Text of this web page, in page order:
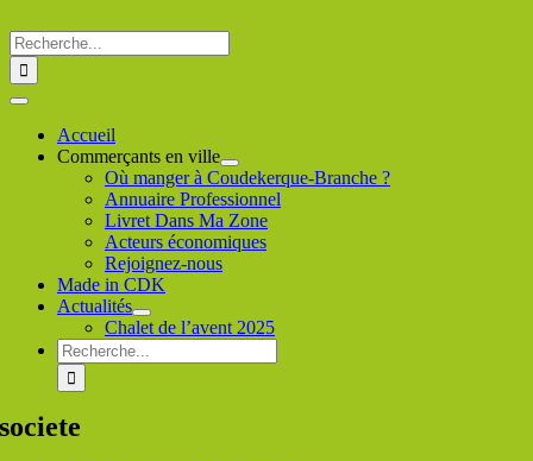
au
contenu
Rechercher
:
Toggle
NavigationAccueil
Commerçants en ville
Où manger à Coudekerque-Branche ?
Annuaire Professionnel
Livret Dans Ma Zone
Acteurs économiques
Rejoignez-nous
Made in CDK
Actualités
Chalet de l’avent 2025
Rechercher
:
societe